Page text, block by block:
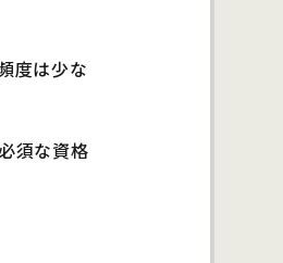
度は少な
須な資格